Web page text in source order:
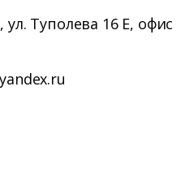
ул. Туполева 16 Е, офис